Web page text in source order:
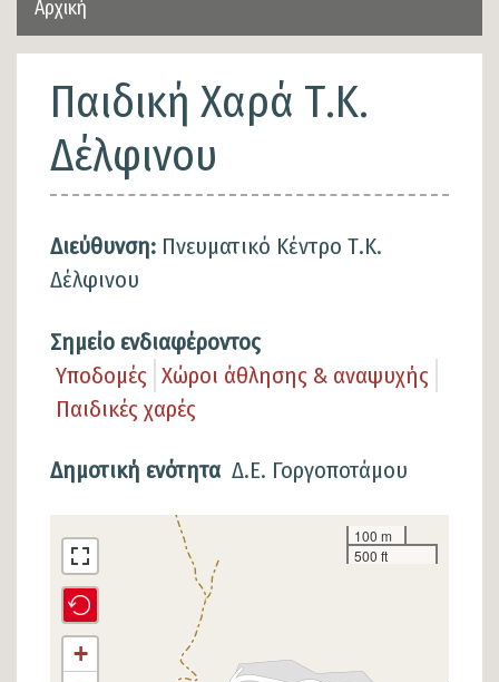
Αρχική
Παιδική Χαρά Τ.Κ.
Δέλφινου
Διεύθυνση: Πνευματικό Κέντρο Τ.Κ.
Δέλφινου
Σημείο ενδιαφέροντος
Υποδομές Χώροι άθλησης & αναψυχής
Παιδικές χαρές
Δημοτική ενότητα Δ.Ε. Γοργοποτάμου
Σημείο
στον
χάρτη
+
100 m
500 ft